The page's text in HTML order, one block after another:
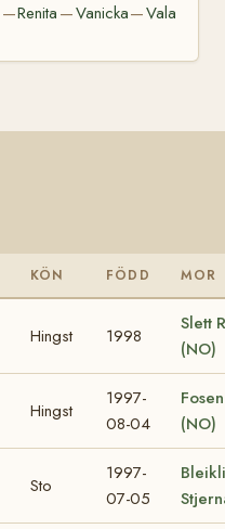
—Renita —Vanicka—Vala
KÖN FÖDD MOR
Hingst 1998
Slett
(NO)
Hingst
1997-
08-04
(NO)
Sto
1997-
07-05
Bleikli